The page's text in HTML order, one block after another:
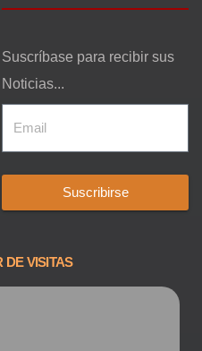
Suscríbase para recibir sus
Noticias...
Suscribirse
DE VISITAS